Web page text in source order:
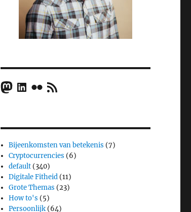
Mastodon
LinkedIn
FlickrRSS Feed
Bijeenkomsten van betekenis (7)
Cryptocurrencies (6)
default (340)
Digitale Fitheid (11)
Grote Themas (23)
How to's (5)
Persoonlijk (64)